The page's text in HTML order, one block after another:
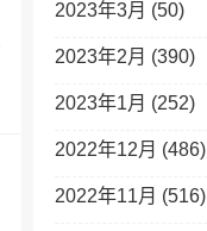
2023年3月 (50)
2023年2月 (390)
2023年1月 (252)
2022年12月 (486)
2022年11月 (516)